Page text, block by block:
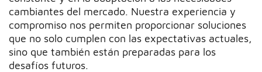
cambiantes del mercado. Nuestra experiencia y
compromiso nos permiten proporcionar soluciones
que no solo cumplen con las expectativas actuales,
sino que también están preparadas para los
desafíos futuros.